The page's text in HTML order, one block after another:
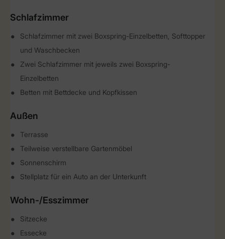
Schlafzimmer
Schlafzimmer mit zwei Boxspring-Einzelbetten, Softtopper
und Waschbecken
Zwei Schlafzimmer mit jeweils zwei Boxspring-
Einzelbetten
Betten mit Bettdecke und Kopfkissen
Außen
Terrasse
Teilweise verstellbare Gartenmöbel
Sonnenschirm
Stellplatz für ein Auto an der Unterkunft
Wohn-/Esszimmer
Sitzecke
Essecke